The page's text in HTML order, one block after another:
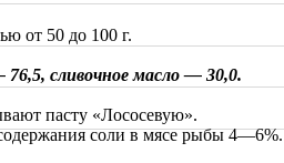
от 50 до 100 г.
76,5, сливочное масло — 30,0.
пасту «Лососевую».
соли в мясе рыбы 4—6%.